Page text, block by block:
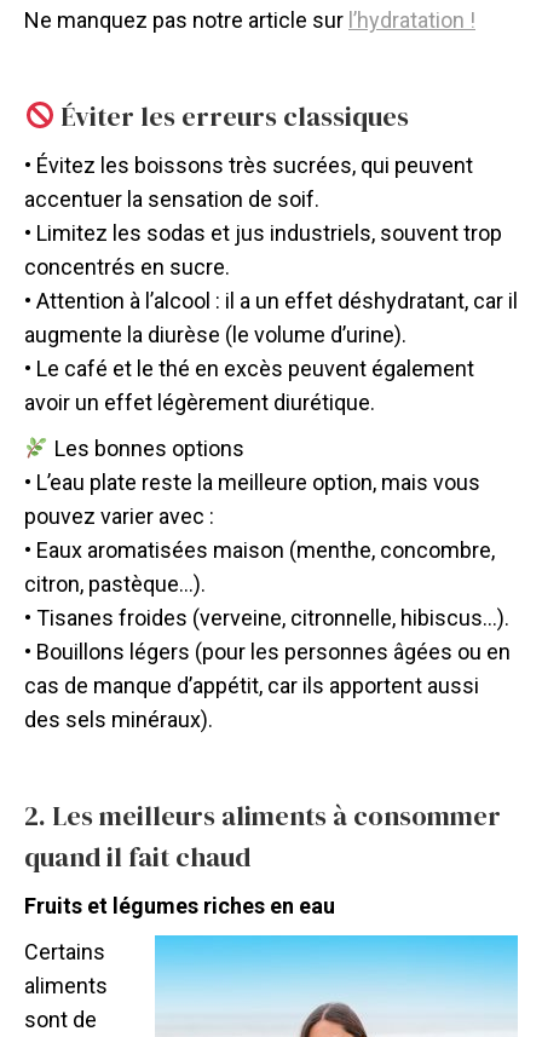
Ne manquez pas notre article sur l’hydratation !
Éviter les erreurs classiques
• Évitez les boissons très sucrées, qui peuvent
accentuer la sensation de soif.
• Limitez les sodas et jus industriels, souvent trop
concentrés en sucre.
• Attention à l’alcool : il a un effet déshydratant, car il
augmente la diurèse (le volume d’urine).
• Le café et le thé en excès peuvent également
avoir un effet légèrement diurétique.
Les bonnes options
• L’eau plate reste la meilleure option, mais vous
pouvez varier avec :
• Eaux aromatisées maison (menthe, concombre,
citron, pastèque…).
• Tisanes froides (verveine, citronnelle, hibiscus…).
• Bouillons légers (pour les personnes âgées ou en
cas de manque d’appétit, car ils apportent aussi
des sels minéraux).
2. Les meilleurs aliments à consommer
quand il fait chaud
Fruits et légumes riches en eau
Certains
aliments
sont de